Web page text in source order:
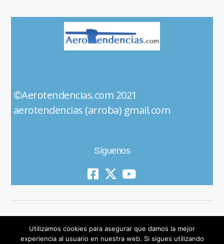
©Aerotendencias.com 2021
aerotendencias (arroba) gmail.com
Síguenos
Utilizamos cookies para asegurar que damos la mejor
experiencia al usuario en nuestra web. Si sigues utilizando